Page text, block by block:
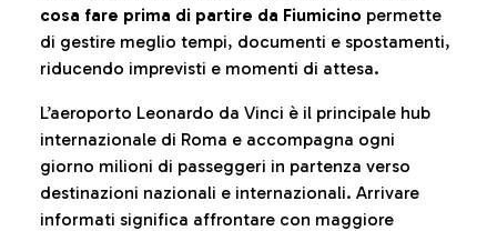
cosa fare prima di partire da Fiumicino permette
di gestire meglio tempi, documenti e spostamenti,
riducendo imprevisti e momenti di attesa.
L’aeroporto Leonardo da Vinci è il principale hub
internazionale di Roma e accompagna ogni
giorno milioni di passeggeri in partenza verso
destinazioni nazionali e internazionali. Arrivare
informati significa affrontare con maggiore